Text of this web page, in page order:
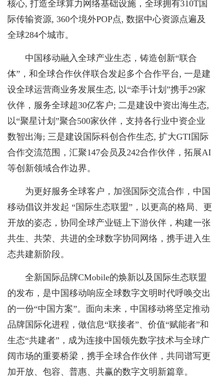
核心, 打造全球算力网络基础设施，全球拥有310T国
际传输资源, 360个境外POP点, 数据中心资源点遍及
全球284个城市。
中国移动融入全球产业生态，铸造创新“联合
体”，和全球合作伙伴联合发起多个合作平台, 一是建
设全球运营商业务发展生态, 以“牵手计划”携手29家
伙伴，服务全球超30亿客户; 二是建设中资出海生态,
以“聚星计划”聚合500家伙伴，支持各行业中资企业
数智出海; 三是建设国际科创合作生态, 扩大GTI国际
合作交流范围，汇聚147会员及242合作伙伴，拓展AI
等创新领域合作边界。
为更好服务全球客户，加强国际交流合作，中国
移动倡议并发起 “国际生态联盟”，以更高的格局、更
开放的姿态，协同全球产业链上下游伙伴，构建一张
共生、共荣、共进的全球数字协同网络，携手进入生
态共建新阶段。
全新国际品牌CMobile的焕新以及国际生态联盟
的发布，是中国移动响应全球数字文明时代呼唤交出
的一份“中国方案”。面向未来，中国移动将坚定推动
品牌国际化进程，做信息“联接者”、价值“赋能者”和
生态“共建者”，成为连接中国领先数字技术与全球广
阔市场的重要桥梁，携手全球合作伙伴，共同谱写更
加开放、包容、普惠、共赢的数字文明新篇章。